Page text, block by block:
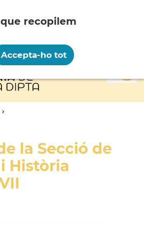
la Secció de
Història
següents finalitats:
Accepta-ho tot